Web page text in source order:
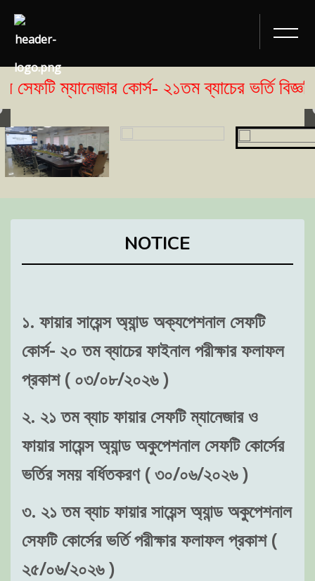
ম্যানেজার কোর্স- ২১তম ব্যাচের ভর্তি বিজ্ঞপ্তি
NOTICE
১. ফায়ার সায়েন্স অ্যান্ড অক্যপেশনাল সেফটি
কোর্স- ২০ তম ব্যাচের ফাইনাল পরীক্ষার ফলাফল
প্রকাশ ( ০৩/০৮/২০২৬ )
২. ২১ তম ব্যাচ ফায়ার সেফটি ম্যানেজার ও
ফায়ার সায়েন্স অ্যান্ড অকুপেশনাল সেফটি কোর্সের
ভর্তির সময় বর্ধিতকরণ ( ৩০/০৬/২০২৬ )
৩. ২১ তম ব্যাচ ফায়ার সায়েন্স অ্যান্ড অকুপেশনাল
সেফটি কোর্সের ভর্তি পরীক্ষার ফলাফল প্রকাশ (
২৫/০৬/২০২৬ )